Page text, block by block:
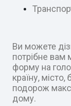
Ви можете
потрібне вам
форму на
країну,
подорож
дому.